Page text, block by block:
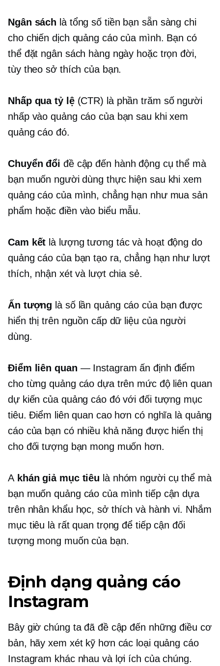
Ngân sách là tổng số tiền bạn sẵn sàng chi
cho chiến dịch quảng cáo của mình. Bạn có
thể đặt ngân sách hàng ngày hoặc trọn đời,
tùy theo sở thích của bạn.
Nhấp quatỷ lệ(CTR) là phần trăm số người
nhấp vào quảng cáo của bạn sau khi xem
quảng cáo đó.
Chuyển đổi đề cập đến hành động cụ thể mà
bạn muốn người dùng thực hiện sau khi xem
quảng cáo của mình, chẳng hạn như mua sản
phẩm hoặc điền vào biểu mẫu.
Cam kết là lượng tương tác và hoạt động do
quảng cáo của bạn tạo ra, chẳng hạn như lượt
thích, nhận xét và lượt chia sẻ.
Ấn tượng là số lần quảng cáo của bạn được
hiển thị trên nguồn cấp dữ liệu của người
dùng.
Điểm liên quan — Instagram ấn định điểm
cho từng quảng cáo dựa trên mức độ liên quan
dự kiến ​​của quảng cáo đó với đối tượng mục
tiêu. Điểm liên quan cao hơn có nghĩa là quảng
cáo của bạn có nhiều khả năng được hiển thị
cho đối tượng bạn mong muốn hơn.
A khán giả mục tiêu là nhóm người cụ thể mà
bạn muốn quảng cáo của mình tiếp cận dựa
trên nhân khẩu học, sở thích và hành vi. Nhắm
mục tiêu là rất quan trọng để tiếp cận đối
tượng mong muốn của bạn.
Định dạng quảng cáo
Instagram
Bây giờ chúng ta đã đề cập đến những điều cơ
bản, hãy xem xét kỹ hơn các loại quảng cáo
Instagram khác nhau và lợi ích của chúng.